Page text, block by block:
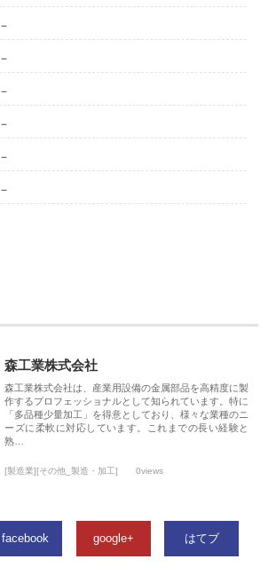
－
－
－
－
－
－
森工業株式会社
森工業株式会社は、産業用設備の金属部品を高精度に製
作するプロフェッショナルとして知られています。特に
「多品種少量加工」を得意としており、様々な業種のニ
ーズに柔軟に対応しています。これまでの長い経験と
熟…
[製造業][その他_製造・加工] 0views
facebook google+ はてブ